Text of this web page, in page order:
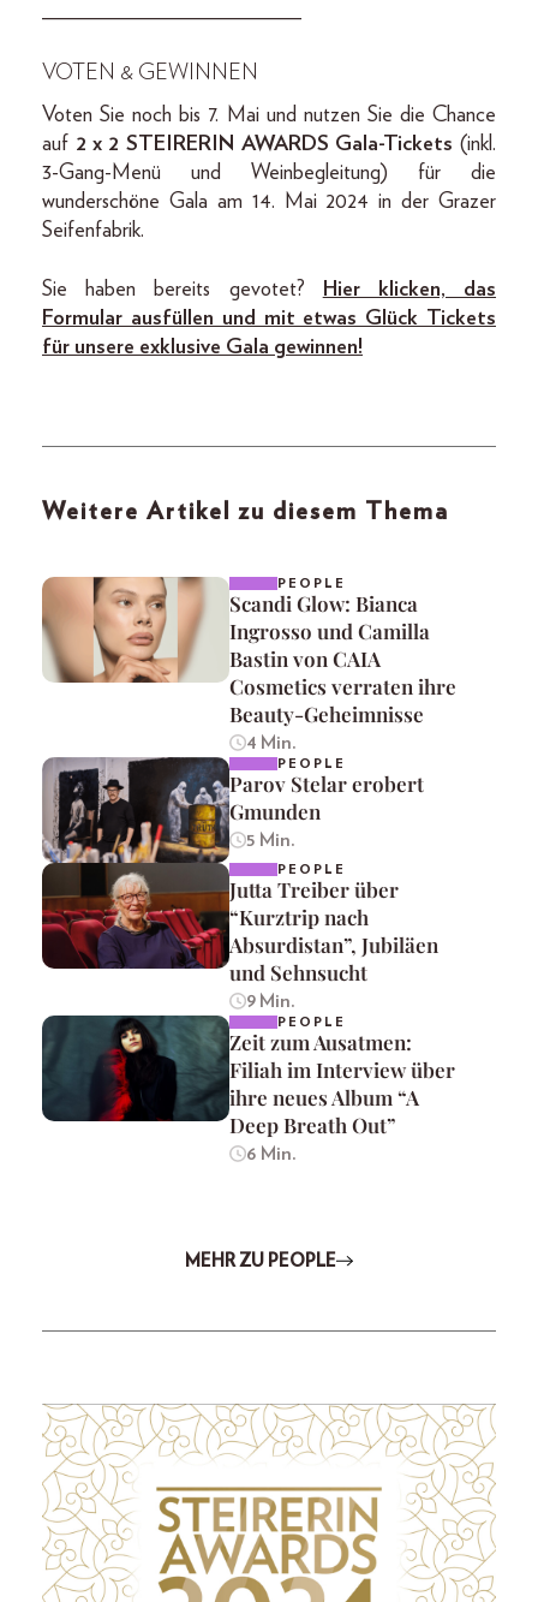
________________________
VOTEN & GEWINNEN
Voten Sie noch bis 7. Mai und nutzen Sie die Chance
auf 2 x 2 STEIRERIN AWARDS Gala-Tickets (inkl.
3-Gang-Menü und Weinbegleitung) für die
wunderschöne Gala am 14. Mai 2024 in der Grazer
Seifenfabrik.
Sie haben bereits gevotet?
Hier klicken, das
Formular ausfüllen und mit etwas Glück Tickets
für unsere exklusive Gala gewinnen!
Weitere Artikel zu diesem Thema
PEOPLE
Scandi Glow: Bianca
Ingrosso und Camilla
Bastin von CAIA
Cosmetics verraten ihre
Beauty-Geheimnisse
4 Min.
PEOPLE
Parov Stelar erobert
Gmunden
5 Min.
PEOPLE
Jutta Treiber über
“Kurztrip nach
Absurdistan”, Jubiläen
und Sehnsucht
9 Min.
PEOPLE
Zeit zum Ausatmen:
Filiah im Interview über
ihre neues Album “A
Deep Breath Out”
6 Min.
MEHR ZU PEOPLE